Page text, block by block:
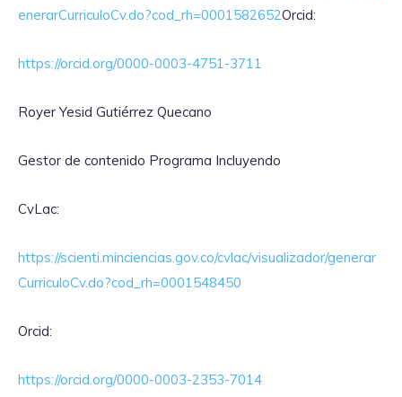
enerarCurriculoCv.do?cod_rh=0001582652Orcid:
https://orcid.org/0000-0003-4751-3711
Royer Yesid Gutiérrez Quecano
Gestor de contenido Programa Incluyendo
CvLac:
https://scienti.minciencias.gov.co/cvlac/visualizador/generar
CurriculoCv.do?cod_rh=0001548450
Orcid:
https://orcid.org/0000-0003-2353-7014